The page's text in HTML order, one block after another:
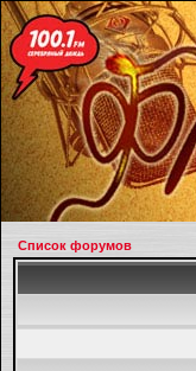
Список форумов